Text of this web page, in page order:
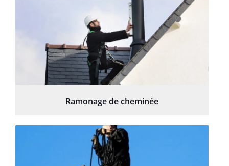
Ramonage de cheminée